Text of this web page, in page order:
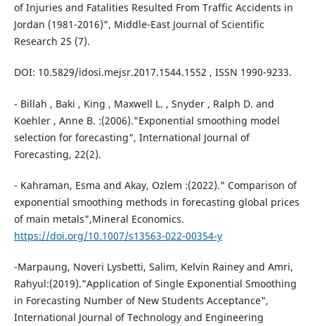
of Injuries and Fatalities Resulted From Traffic Accidents in
Jordan (1981-2016)", Middle-East Journal of Scientific
Research 25 (7).
DOI: 10.5829/idosi.mejsr.2017.1544.1552 , ISSN 1990-9233.
- Billah , Baki , King , Maxwell L. , Snyder , Ralph D. and
Koehler , Anne B. :(2006)."Exponential smoothing model
selection for forecasting", International Journal of
Forecasting, 22(2).
- Kahraman, Esma and Akay, Ozlem :(2022)." Comparison of
exponential smoothing methods in forecasting global prices
of main metals",Mineral Economics.
https://doi.org/10.1007/s13563-022-00354-y
-Marpaung, Noveri Lysbetti, Salim, Kelvin Rainey and Amri,
Rahyul:(2019)."Application of Single Exponential Smoothing
in Forecasting Number of New Students Acceptance",
International Journal of Technology and Engineering